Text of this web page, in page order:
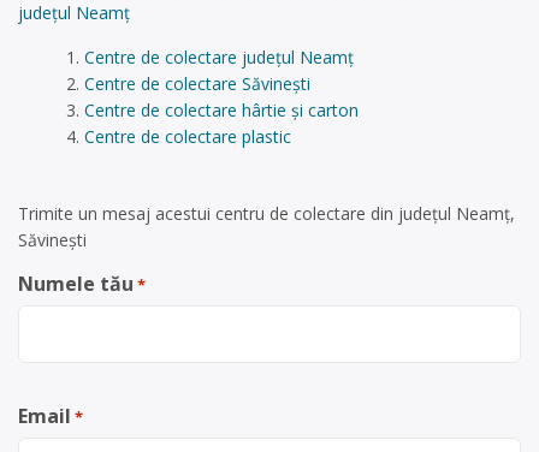
județul Neamț
Centre de colectare județul Neamț
Centre de colectare Săvinești
Centre de colectare hârtie și carton
Centre de colectare plastic
Trimite un mesaj acestui centru de colectare din județul Neamț,
Săvinești
Numele tău *
Email *